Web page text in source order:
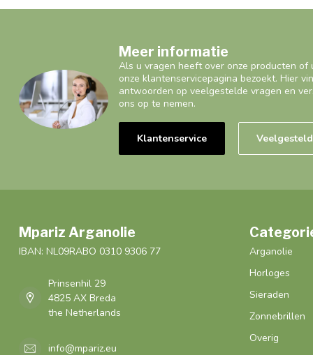
Meer informatie
Als u vragen heeft over onze producten of
onze klantenservicepagina bezoekt. Hier
antwoorden op veelgestelde vragen en
ons op te nemen.
Klantenservice
Mpariz Arganolie
IBAN: NL09RABO 0310 9306 77
Prinsenhil 29
4825 AX Breda
the Netherlands
info@mpariz.eu
Arganolie
Horloges
Sieraden
Zonnebrillen
Overig